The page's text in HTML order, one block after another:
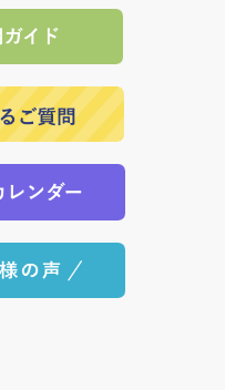
元へ直送いたしますの
になります。
が、当協会までご注文
確認した後で、商品を
の便にてお送りいたし
る場合は、ご指定の日
）